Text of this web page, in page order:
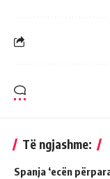
Të ngjashme:
Spanja ‘ecën